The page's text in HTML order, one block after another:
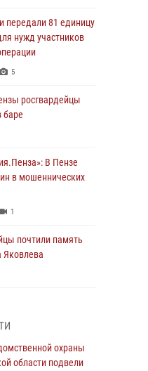
передали 81 единицу
нужд участников
5
росгвардейцы
баре
В Пензе
в мошеннических
1
почтили память
Яковлева
Росгвардии
6
охраны
области подвели